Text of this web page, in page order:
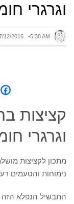
וגרגרי
12/2016 5:38 AM
קציצות
וגרגרי
מתכון לקציצות
נימוחות והטעמים
התבשיל הנפלא הזה